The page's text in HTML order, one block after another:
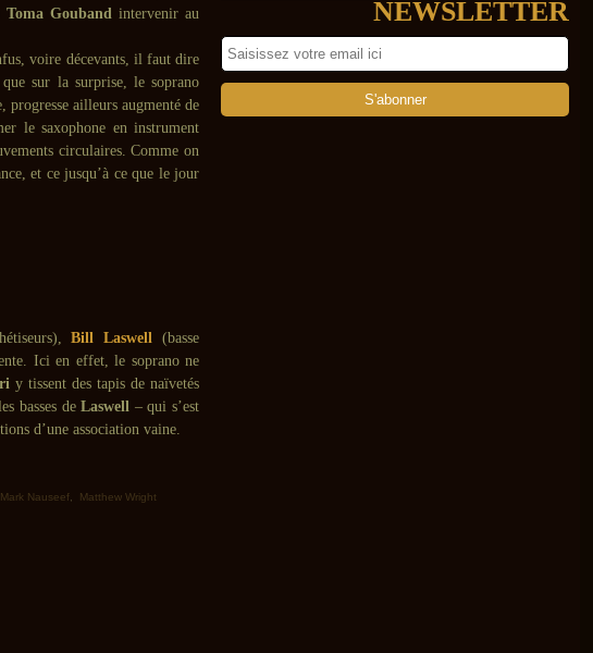
Toma Gouband intervenir au
voire décevants, il faut dire
sur la surprise, le soprano
ailleurs augmenté de
le saxophone en instrument
circulaires. Comme on
et ce jusqu’à ce que le jour
Bill Laswell(basse
Ici en effet, le soprano ne
y tissent des tapis de naïvetés
basses deLaswell – qui s’est
d’une association vaine.
Mark Nauseef Matthew Wright
NEWSLETTER